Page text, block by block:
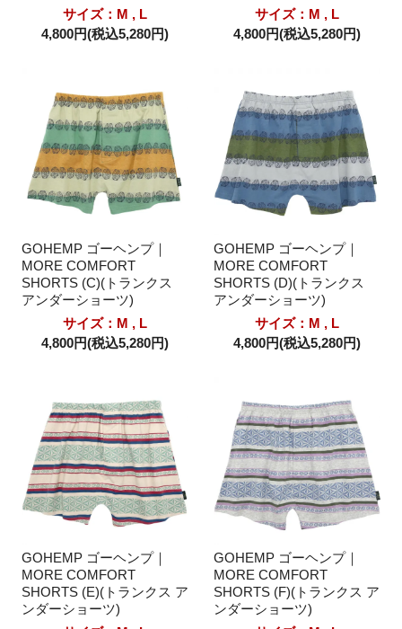
サイズ：M , L
4,800円(税込5,280円)
サイズ：M , L
4,800円(税込5,280円)
GOHEMP ゴーヘンプ｜
MORE COMFORT
SHORTS (C)(トランクス
アンダーショーツ)
サイズ：M , L
4,800円(税込5,280円)
GOHEMP ゴーヘンプ｜
MORE COMFORT
SHORTS (D)(トランクス
アンダーショーツ)
サイズ：M , L
4,800円(税込5,280円)
GOHEMP ゴーヘンプ｜
MORE COMFORT
SHORTS (E)(トランクス ア
ンダーショーツ)
GOHEMP ゴーヘンプ｜
MORE COMFORT
SHORTS (F)(トランクス ア
ンダーショーツ)